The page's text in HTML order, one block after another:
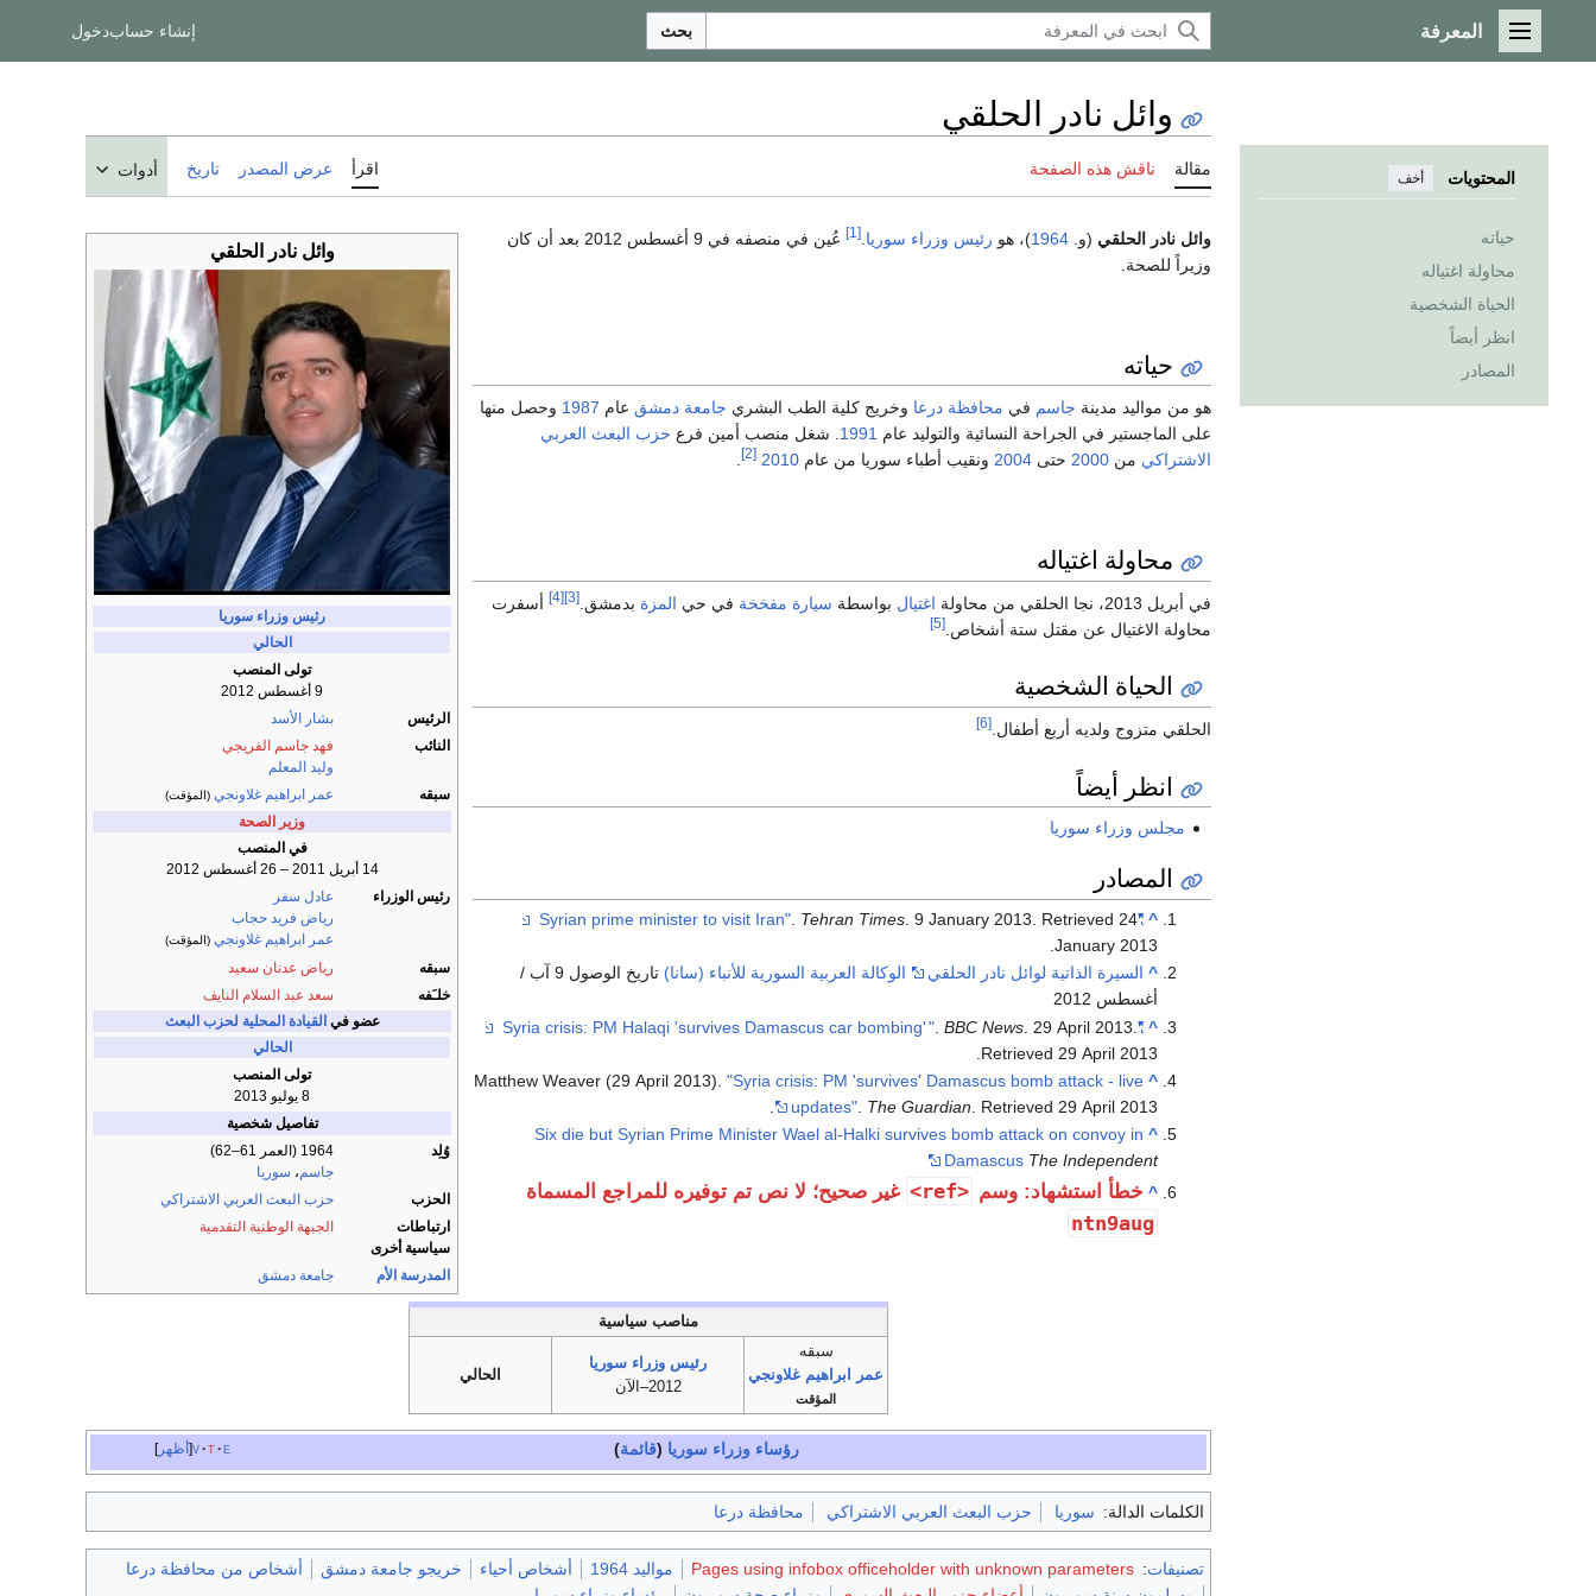
القائمة الرئيسية
المعرفة بحث إنشاء حسابدخول
المحتويات أخف
حياته
محاولة اغتياله
الحياة الشخصية
انظر أيضاً
المصادر
وائل نادر الحلقي
مقالة ناقش هذه الصفحة اقرأ عرض المصدر تاريخ أدوات
وائل نادر الحلقي
رئيس وزراء سوريا
الحالي
تولى المنصب
9 أغسطس 2012
الرئيس
بشار الأسد
النائب
فهد جاسم الفريجي
وليد المعلم
سبقه
عمر ابراهيم غلاونجي (المؤقت)
وزير الصحة
في المنصب
14 أبريل 2011 – 26 أغسطس 2012
رئيس الوزراء
عادل سفر
رياض فريد حجاب
عمر ابراهيم غلاونجي (المؤقت)
سبقه
رياض عدنان سعيد
خلـَفه
سعد عبد السلام النايف
عضو في القيادة المحلية لحزب البعث
الحالي
تولى المنصب
8 يوليو 2013
تفاصيل شخصية
وُلِد
1964 (العمر 61–62)
جاسم، سوريا
الحزب
حزب البعث العربي الاشتراكي
ارتباطات
سياسية أخرى
الجبهة الوطنية التقدمية
المدرسة الأم جامعة دمشق
وائل نادر الحلقي (و. 1964)، هو رئيس وزراء سوريا [1]
عُين في منصفه في 9 أغسطس 2012 بعد أن كان
وزيراً للصحة.
حياته
هو من مواليد مدينة جاسم في محافظة درعا وخريج كلية الطب البشري جامعة دمشق عام 1987 وحصل منها
على الماجستير في الجراحة النسائية والتوليد عام 1991. شغل منصب أمين فرع حزب البعث العربي
الاشتراكي من 2000 حتى 2004 ونقيب أطباء سوريا من عام 2010
[2]
.
محاولة اغتياله
في أبريل 2013، نجا الحلقي من محاولة اغتيال بواسطة سيارة مفخخة في حي المزة بدمشق. [3]
[4]
أسفرت
محاولة الاغتيال عن مقتل ستة أشخاص. [5]
الحياة الشخصية
الحلقي متزوج ولديه أربع أطفال. [6]
انظر أيضاً
مجلس وزراء سوريا
المصادر
^
"Syrian prime minister to visit Iran"
Tehran Times . 9 January 2013 . Retrieved 24
January 2013
.
^ السيرة الذاتية لوائل نادر الحلقي الوكالة العربية السورية للأنباء (سانا)
تاريخ الوصول 9 آب /
أغسطس 2012
^
"Syria crisis: PM Halaqi 'survives Damascus car bombing'
" .BBC News . 29 April 2013 .
Retrieved 29 April 2013
^
Matthew Weaver (29 April 2013)."Syria crisis: PM 'survives' Damascus bomb attack - live
updates" The Guardian . Retrieved 29 April 2013
^
Six die but Syrian Prime Minister Wael al-Halki survives bomb attack on convoy in
Damascus The Independent
^ خطأ استشهاد: وسم <ref> غير صحيح؛ لا نص تم توفيره للمراجع المسماة
ntn9aug
مناصب سياسية
سبقه
عمر ابراهيم غلاونجي
المؤقت
رئيس وزراء سوريا
2012–الآن
الحالي
أظهر v t e رؤساء وزراء سوريا (قائمة)
الكلمات الدالة: سوريا حزب البعث العربي الاشتراكي محافظة درعا
تصنيفات:
Pages using infobox officeholder with unknown parameters مواليد 1964 أشخاص أحياء خريجو جامعة دمشق
أشخاص من محافظة درعا